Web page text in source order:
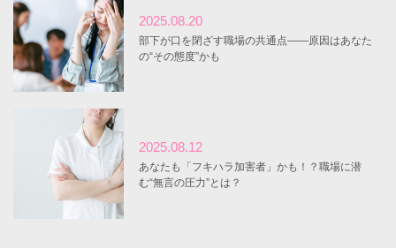
2025.08.20
部下が口を閉ざす職場の共通点――原因はあなた
の“その態度”かも
2025.08.12
あなたも「フキハラ加害者」かも！？職場に潜
む“無言の圧力”とは？